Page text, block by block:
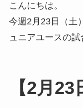
こんにちは。
今週2月23日（土
ュニアユースの試
【2月23